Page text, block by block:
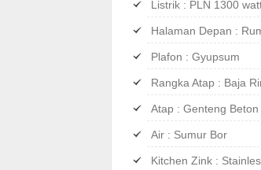
Listrik : PLN 1300
Halaman Depan :
Plafon : Gyupsum
Rangka Atap : Baja
Atap : Genteng Beton
Air : Sumur Bor
Kitchen Zink :